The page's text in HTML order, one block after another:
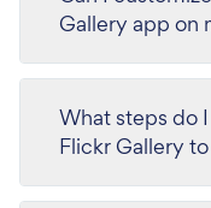
Gallery app on
What steps do
Flickr Gallery